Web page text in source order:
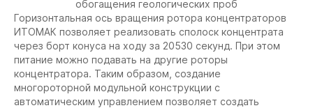
обогащения геологических проб
Горизонтальная ось вращения ротора концентраторов
ИТОМАК позволяет реализовать сполоск концентрата
через борт конуса на ходу за 20530 секунд. При этом
питание можно подавать на другие роторы
концентратора. Таким образом, создание
многороторной модульной конструкции с
автоматическим управлением позволяет создать